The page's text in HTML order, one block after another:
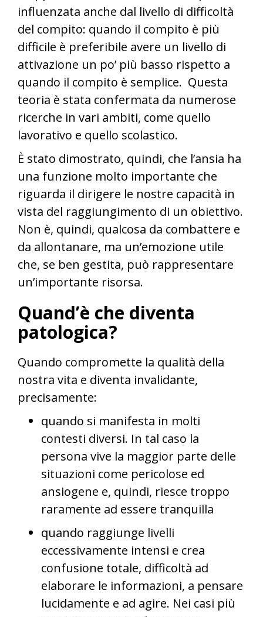
influenzata anche dal livello di difficoltà
del compito: quando il compito è più
difficile è preferibile avere un livello di
attivazione un po’ più basso rispetto a
quando il compito è semplice. Questa
teoria è stata confermata da numerose
ricerche in vari ambiti, come quello
lavorativo e quello scolastico.
È stato dimostrato, quindi, che l’ansia ha
una funzione molto importante che
riguarda il dirigere le nostre capacità in
vista del raggiungimento di un obiettivo.
Non è, quindi, qualcosa da combattere e
da allontanare, ma un’emozione utile
che, se ben gestita, può rappresentare
un’importante risorsa.
Quand’è che diventa
patologica?
Quando compromette la qualità della
nostra vita e diventa invalidante,
precisamente:
quando si manifesta in molti
contesti diversi. In tal caso la
persona vive la maggior parte delle
situazioni come pericolose ed
ansiogene e, quindi, riesce troppo
raramente ad essere tranquilla
quando raggiunge livelli
eccessivamente intensi e crea
confusione totale, difficoltà ad
elaborare le informazioni, a pensare
lucidamente e ad agire. Nei casi più